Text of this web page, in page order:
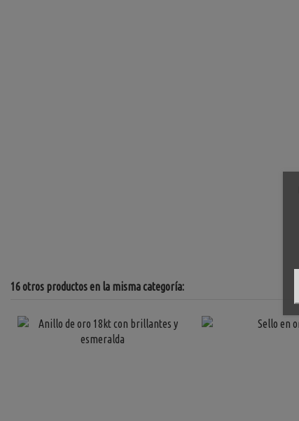
16 otros productos en la misma categoría: